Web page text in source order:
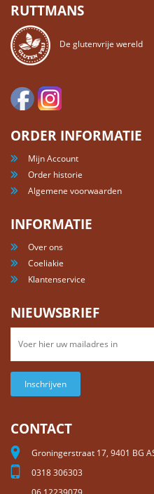
RUTTMANS
De glutenvrije wereld
ORDER INFORMATIE
Mijn Account
Order historie
Algemene voorwaarden
INFORMATIE
Over ons
Coeliakie
Klantenservice
NIEUWSBRIEF
Inschrijven
CONTACT
Groningerstraat 17, 9401 BG
0318 306303